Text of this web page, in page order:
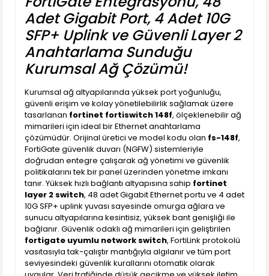
Adet Gigabit Port, 4 Adet 10G
SFP+ Uplink ve Güvenli Layer 2
Anahtarlama Sunduğu
Kurumsal Ağ Çözümü!
Kurumsal ağ altyapılarında yüksek port yoğunluğu,
güvenli erişim ve kolay yönetilebilirlik sağlamak üzere
tasarlanan fortinet fortiswitch 148f, ölçeklenebilir ağ
mimarileri için ideal bir Ethernet anahtarlama
çözümüdür. Orijinal üretici ve model kodu olan fs-148f,
FortiGate güvenlik duvarı (NGFW) sistemleriyle
doğrudan entegre çalışarak ağ yönetimi ve güvenlik
politikalarını tek bir panel üzerinden yönetme imkanı
tanır. Yüksek hızlı bağlantı altyapısına sahip fortinet
layer 2 switch, 48 adet Gigabit Ethernet portu ve 4 adet
10G SFP+ uplink yuvası sayesinde omurga ağlara ve
sunucu altyapılarına kesintisiz, yüksek bant genişliği ile
bağlanır. Güvenlik odaklı ağ mimarileri için geliştirilen
fortigate uyumlu network switch, FortiLink protokolü
vasıtasıyla tak-çalıştır mantığıyla algılanır ve tüm port
seviyesindeki güvenlik kurallarını otomatik olarak